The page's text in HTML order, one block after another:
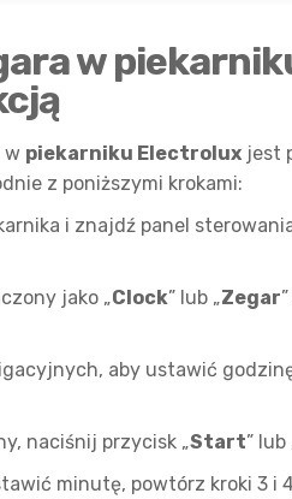
w
w piekarniku Electrolux jest
z poniższymi krokami:
i znajdź panel
jako „Clock” lub „Zegar
aby ustawić
naciśnij przycisk „Start” lub
minutę, powtórz kroki 3 i